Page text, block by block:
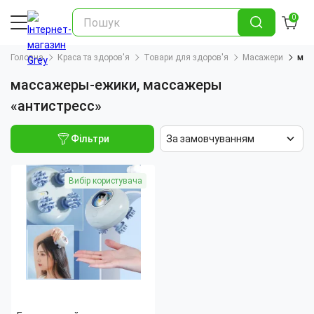
0
Головна Краса та здоров'я Товари для здоров'я Масажери
массажеры-ежики, массажеры
«антистресс»
Фільтри За замовчуванням
Вибір користувача